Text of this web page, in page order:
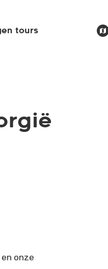
tours
onze